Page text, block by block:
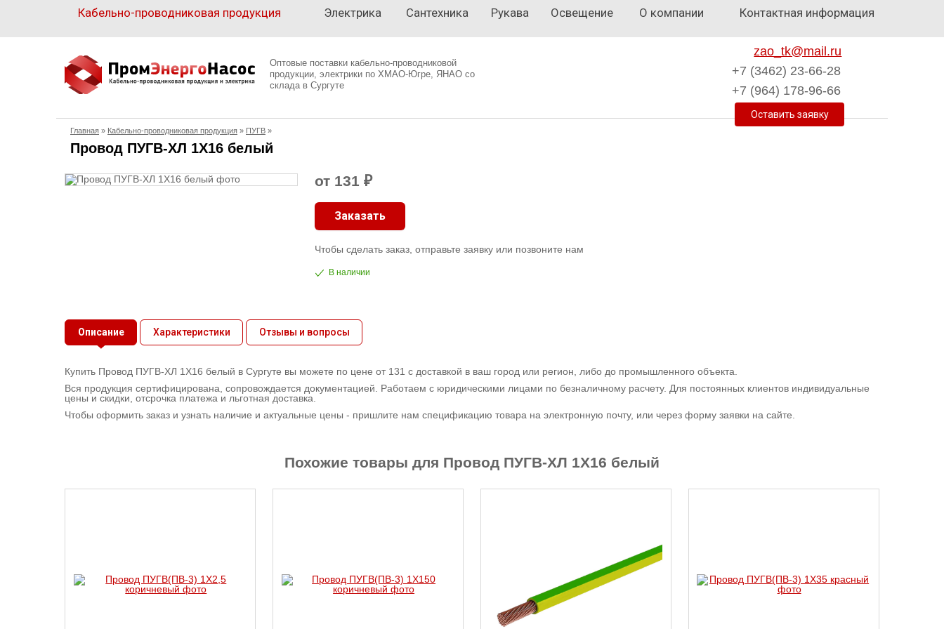
проводниковая
продукция
Электрика
Сантехника
Рукава
Контактная
информация
Кабельно-проводниковая продукция Электрика Сантехника Рукава Освещение О компании Контактная информация
Оптовые поставки кабельно-проводниковой
продукции, электрики по ХМАО-Югре, ЯНАО со
склада в Сургуте
zao_tk@mail.ru
+7 (3462) 23-66-28
+7 (964) 178-96-66
Главная » Кабельно-проводниковая продукция » ПУГВ »
Провод ПУГВ-ХЛ 1X16 белый
от 131 ₽
Заказать
Чтобы сделать заказ, отправьте заявку или позвоните нам
В наличии
Описание Характеристики Отзывы и вопросы
Купить Провод ПУГВ-ХЛ 1X16 белый в Сургуте вы можете по цене от 131 с доставкой в ваш город или регион, либо до промышленного объекта.
Вся продукция сертифицирована, сопровождается документацией. Работаем с юридическими лицами по безналичному расчету. Для постоянных клиентов индивидуальные
цены и скидки, отсрочка платежа и льготная доставка.
Чтобы оформить заказ и узнать наличие и актуальные цены - пришлите нам спецификацию товара на электронную почту, или через форму заявки на сайте.
Похожие товары для Провод ПУГВ-ХЛ 1X16 белый